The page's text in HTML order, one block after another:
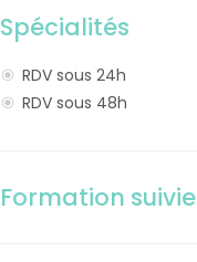
Spécialités
RDV sous 24h
RDV sous 48h
Formation suivie